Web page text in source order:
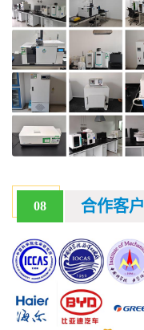
08 合作客户